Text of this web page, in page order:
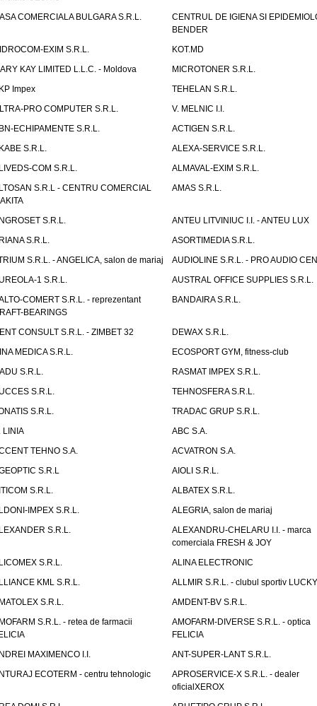
COMERCIALA BULGARA S.R.L.
CENTRUL DE IGIENA SI
BENDER
EXIM S.R.L.
KOT.MD
KAY LIMITED L.L.C. - Moldova
MICROTONER S.R.L.
Impex
TEHELAN S.R.L.
PRO COMPUTER S.R.L.
V. MELNIC I.I.
ECHIPAMENTE S.R.L.
ACTIGEN S.R.L.
S.R.L.
ALEXA-SERVICE S.R.L.
COM S.R.L.
ALMAVAL-EXIM S.R.L.
S.R.L - CENTRU COMERCIAL
AMAS S.R.L.
S.R.L.
ANTEU LITVINIUC I.I. - ANTEU LUX
S.R.L.
ASORTIMEDIA S.R.L.
S.R.L. - ANGELICA, salon de mariaj
AUDIOLINE S.R.L. - PRO AUDIO
1 S.R.L.
AUSTRAL OFFICE SUPPLIES S.R.L.
COMERT S.R.L. - reprezentant
BEARINGS
BANDAIRA S.R.L.
CONSULT S.R.L. - ZIMBET 32
DEWAX S.R.L.
MEDICA S.R.L.
ECOSPORT GYM, fitness-club
S.R.L.
RASMAT IMPEX S.R.L.
S.R.L.
TEHNOSFERA S.R.L.
S.R.L.
TRADAC GRUP S.R.L.
LINIA
ABC S.A.
TEHNO S.A.
ACVATRON S.A.
S.R.L
AIOLI S.R.L.
S.R.L.
ALBATEX S.R.L.
IMPEX S.R.L.
ALEGRIA, salon de mariaj
S.R.L.
ALEXANDRU-CHELARU I.I. - marca
comerciala FRESH & JOY
S.R.L.
ALINA ELECTRONIC
KML S.R.L.
ALLMIR S.R.L. - clubul sportiv
S.R.L.
AMDENT-BV S.R.L.
S.R.L. - retea de farmacii
AMOFARM-DIVERSE S.R.L. - optica
FELICIA
MAXIMENCO I.I.
ANT-SUPER-LANT S.R.L.
ECOTERM - centru tehnologic
APROSERVICE-X S.R.L. - dealer
oficialXEROX